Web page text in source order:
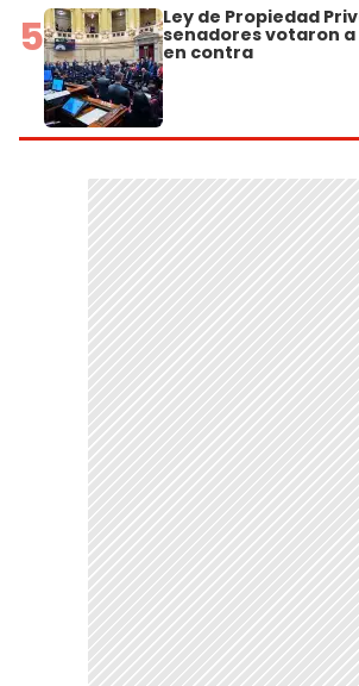
5 Ley de Propiedad
senadores votaron
en contra